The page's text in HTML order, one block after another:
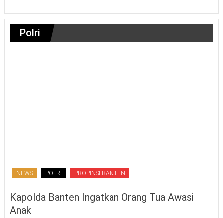
Polri
NEWS POLRI PROPINSI BANTEN
Kapolda Banten Ingatkan Orang Tua Awasi
Anak